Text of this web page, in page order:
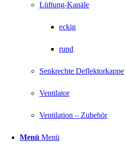
Lüftung-Kanäle
eckig
rund
Senkrechte Deflektorkappe
Ventilator
Ventilation – Zubehör
Menü Menü